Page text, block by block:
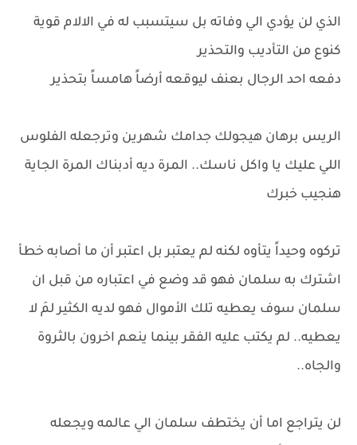
الذي لن يؤدي الي وفاته بل سيتسبب له في الالام قوية
كنوع من التأديب والتحذير
دفعه احد الرجال بعنف ليوقعه أرضاً هامساً بتحذير
الريس برهان هيجولك جدامك شهرين وترجعله الفلوس
اللي عليك يا واكل ناسك.. المرة ديه أدبناك المرة الجاية
هنجيب خبرك
تركوه وحيداً يتأوه لكنه لم يعتبر بل اعتبر أن ما أصابه خطأ
اشترك به سلمان فهو قد وضع في اعتباره من قبل ان
سلمان سوف يعطيه تلك الأموال فهو لديه الكثير لمَ لا
يعطيه.. لم يكتب عليه الفقر بينما ينعم اخرون بالثروة
والجاه..
لن يتراجع اما أن يختطف سلمان الي عالمه ويجعله